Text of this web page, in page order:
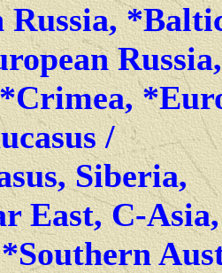
Russia,
Russia,
/
Siberia,
East, C-Asia,